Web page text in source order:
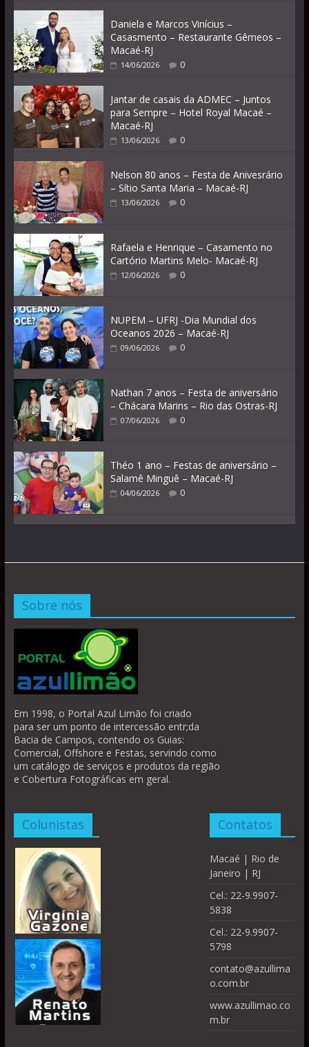
Daniela e Marcos Vinícius –
Casasmento – Restaurante Gêmeos –
Macaé-RJ
14/06/2026 0
Jantar de casais da ADMEC – Juntos
para Sempre – Hotel Royal Macaé –
Macaé-RJ
13/06/2026 0
Nelson 80 anos – Festa de Anivesrário
– Sítio Santa Maria – Macaé-RJ
13/06/2026 0
Rafaela e Henrique – Casamento no
Cartório Martins Melo- Macaé-RJ
12/06/2026 0
NUPEM – UFRJ -Dia Mundial dos
Oceanos 2026 – Macaé-RJ
09/06/2026 0
Nathan 7 anos – Festa de aniversário
– Chácara Marins – Rio das Ostras-RJ
07/06/2026 0
Théo 1 ano – Festas de aniversário –
Salamê Minguê – Macaé-RJ
04/06/2026 0
Sobre nós
Em 1998, o Portal Azul Limão foi criado
para ser um ponto de intercessão entr;da
Bacia de Campos, contendo os Guias:
Comercial, Offshore e Festas, servindo como
um catálogo de serviços e produtos da região
e Cobertura Fotográficas em geral.
Colunistas Contatos
Macaé | Rio de
Janeiro | RJ
Cel.: 22-9.9907-
5838
Cel.: 22-9.9907-
5798
contato@azullima
o.com.br
www.azullimao.co
m.br